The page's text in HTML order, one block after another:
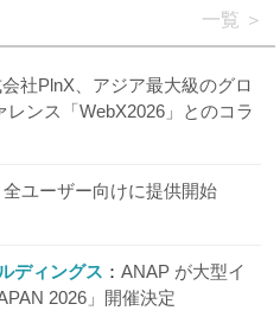
一覧
社PlnX、アジア最大級のグロ
レンス「WebX2026」とのコラ
全ユーザー向けに提供開始
ディングス
ANAP が大型イ
2026」開催決定